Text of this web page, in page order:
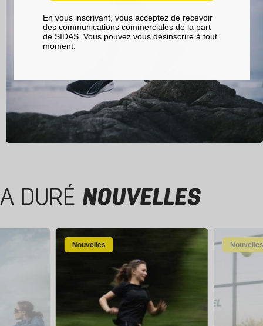
A DURÉ NOUVELLES
Nouvelles Nouvelles
En vous inscrivant, vous acceptez de recevoir
des communications commerciales de la part
de SIDAS. Vous pouvez vous désinscrire à tout
moment.